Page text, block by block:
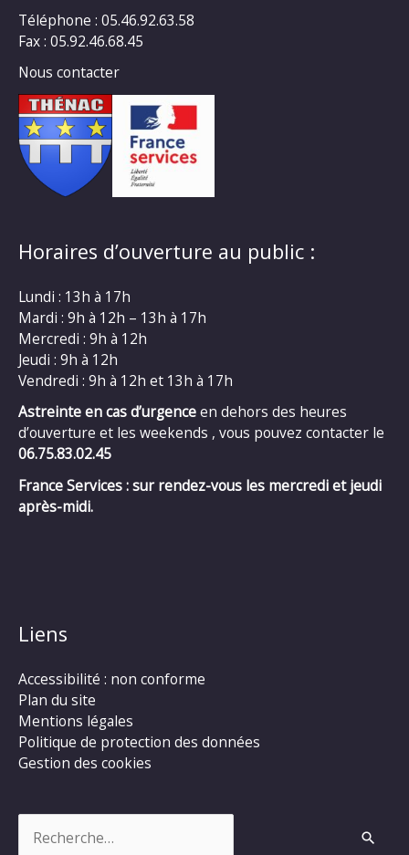
Téléphone : 05.46.92.63.58
Fax : 05.92.46.68.45
Nous contacter
Horaires d’ouverture au public :
Lundi : 13h à 17h
Mardi : 9h à 12h – 13h à 17h
Mercredi : 9h à 12h
Jeudi : 9h à 12h
Vendredi : 9h à 12h et 13h à 17h
Astreinte en cas d’urgenceen dehors des heures
d’ouverture et les weekends , vous pouvez contacter le
06.75.83.02.45
France Services : sur rendez-vous les mercredi et jeudi
après-midi.
Liens
Accessibilité : non conforme
Plan du site
Mentions légales
Politique de protection des données
Gestion des cookies